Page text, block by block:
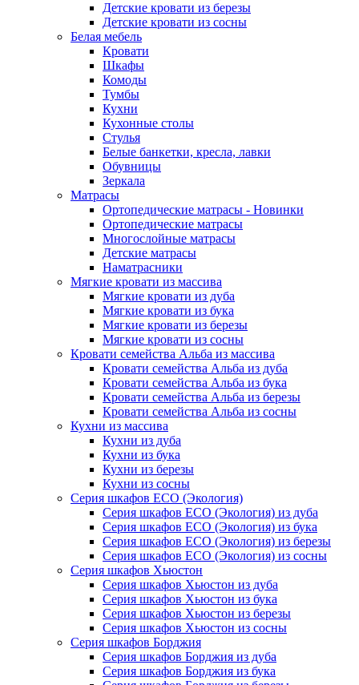
Детские кровати из березы
Детские кровати из сосны
Белая мебель
Кровати
Шкафы
Комоды
Тумбы
Кухни
Кухонные столы
Стулья
Белые банкетки, кресла, лавки
Обувницы
Зеркала
Матрасы
Ортопедические матрасы - Новинки
Ортопедические матрасы
Многослойные матрасы
Детские матрасы
Наматрасники
Мягкие кровати из массива
Мягкие кровати из дуба
Мягкие кровати из бука
Мягкие кровати из березы
Мягкие кровати из сосны
Кровати семейства Альба из массива
Кровати семейства Альба из дуба
Кровати семейства Альба из бука
Кровати семейства Альба из березы
Кровати семейства Альба из сосны
Кухни из массива
Кухни из дуба
Кухни из бука
Кухни из березы
Кухни из сосны
Серия шкафов ECO (Экология)
Серия шкафов ECO (Экология) из дуба
Серия шкафов ECO (Экология) из бука
Серия шкафов ECO (Экология) из березы
Серия шкафов ECO (Экология) из сосны
Серия шкафов Хьюстон
Серия шкафов Хьюстон из дуба
Серия шкафов Хьюстон из бука
Серия шкафов Хьюстон из березы
Серия шкафов Хьюстон из сосны
Серия шкафов Борджия
Серия шкафов Борджия из дуба
Серия шкафов Борджия из бука